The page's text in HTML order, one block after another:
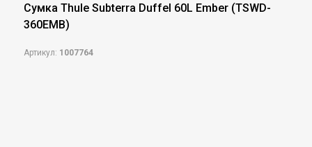
Сумка Thule Subterra Duffel 60L Ember (TSWD-
360EMB)
Артикул: 1007764